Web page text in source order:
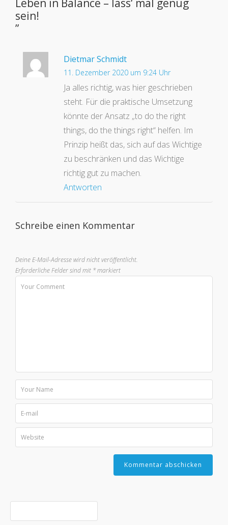
Leben in Balance – lass‘ mal genug
sein!
”
Dietmar Schmidt
11. Dezember 2020 um 9:24 Uhr
Ja alles richtig, was hier geschrieben
steht. Für die praktische Umsetzung
könnte der Ansatz „to do the right
things, do the things right“ helfen. Im
Prinzip heißt das, sich auf das Wichtige
zu beschränken und das Wichtige
richtig gut zu machen.
Antworten
Schreibe einen Kommentar
Deine E-Mail-Adresse wird nicht veröffentlicht.
Erforderliche Felder sind mit *markiert